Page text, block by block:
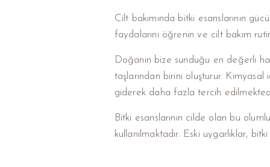
Cilt bakımında bitki esanslarının
faydalarını öğrenin ve cilt bakım
Doğanın bize sunduğu en değerli
taşlarından birini oluşturur.
giderek daha fazla tercih
Bitki esanslarının cilde olan bu
kullanılmaktadır. Eski uygarlıklar,